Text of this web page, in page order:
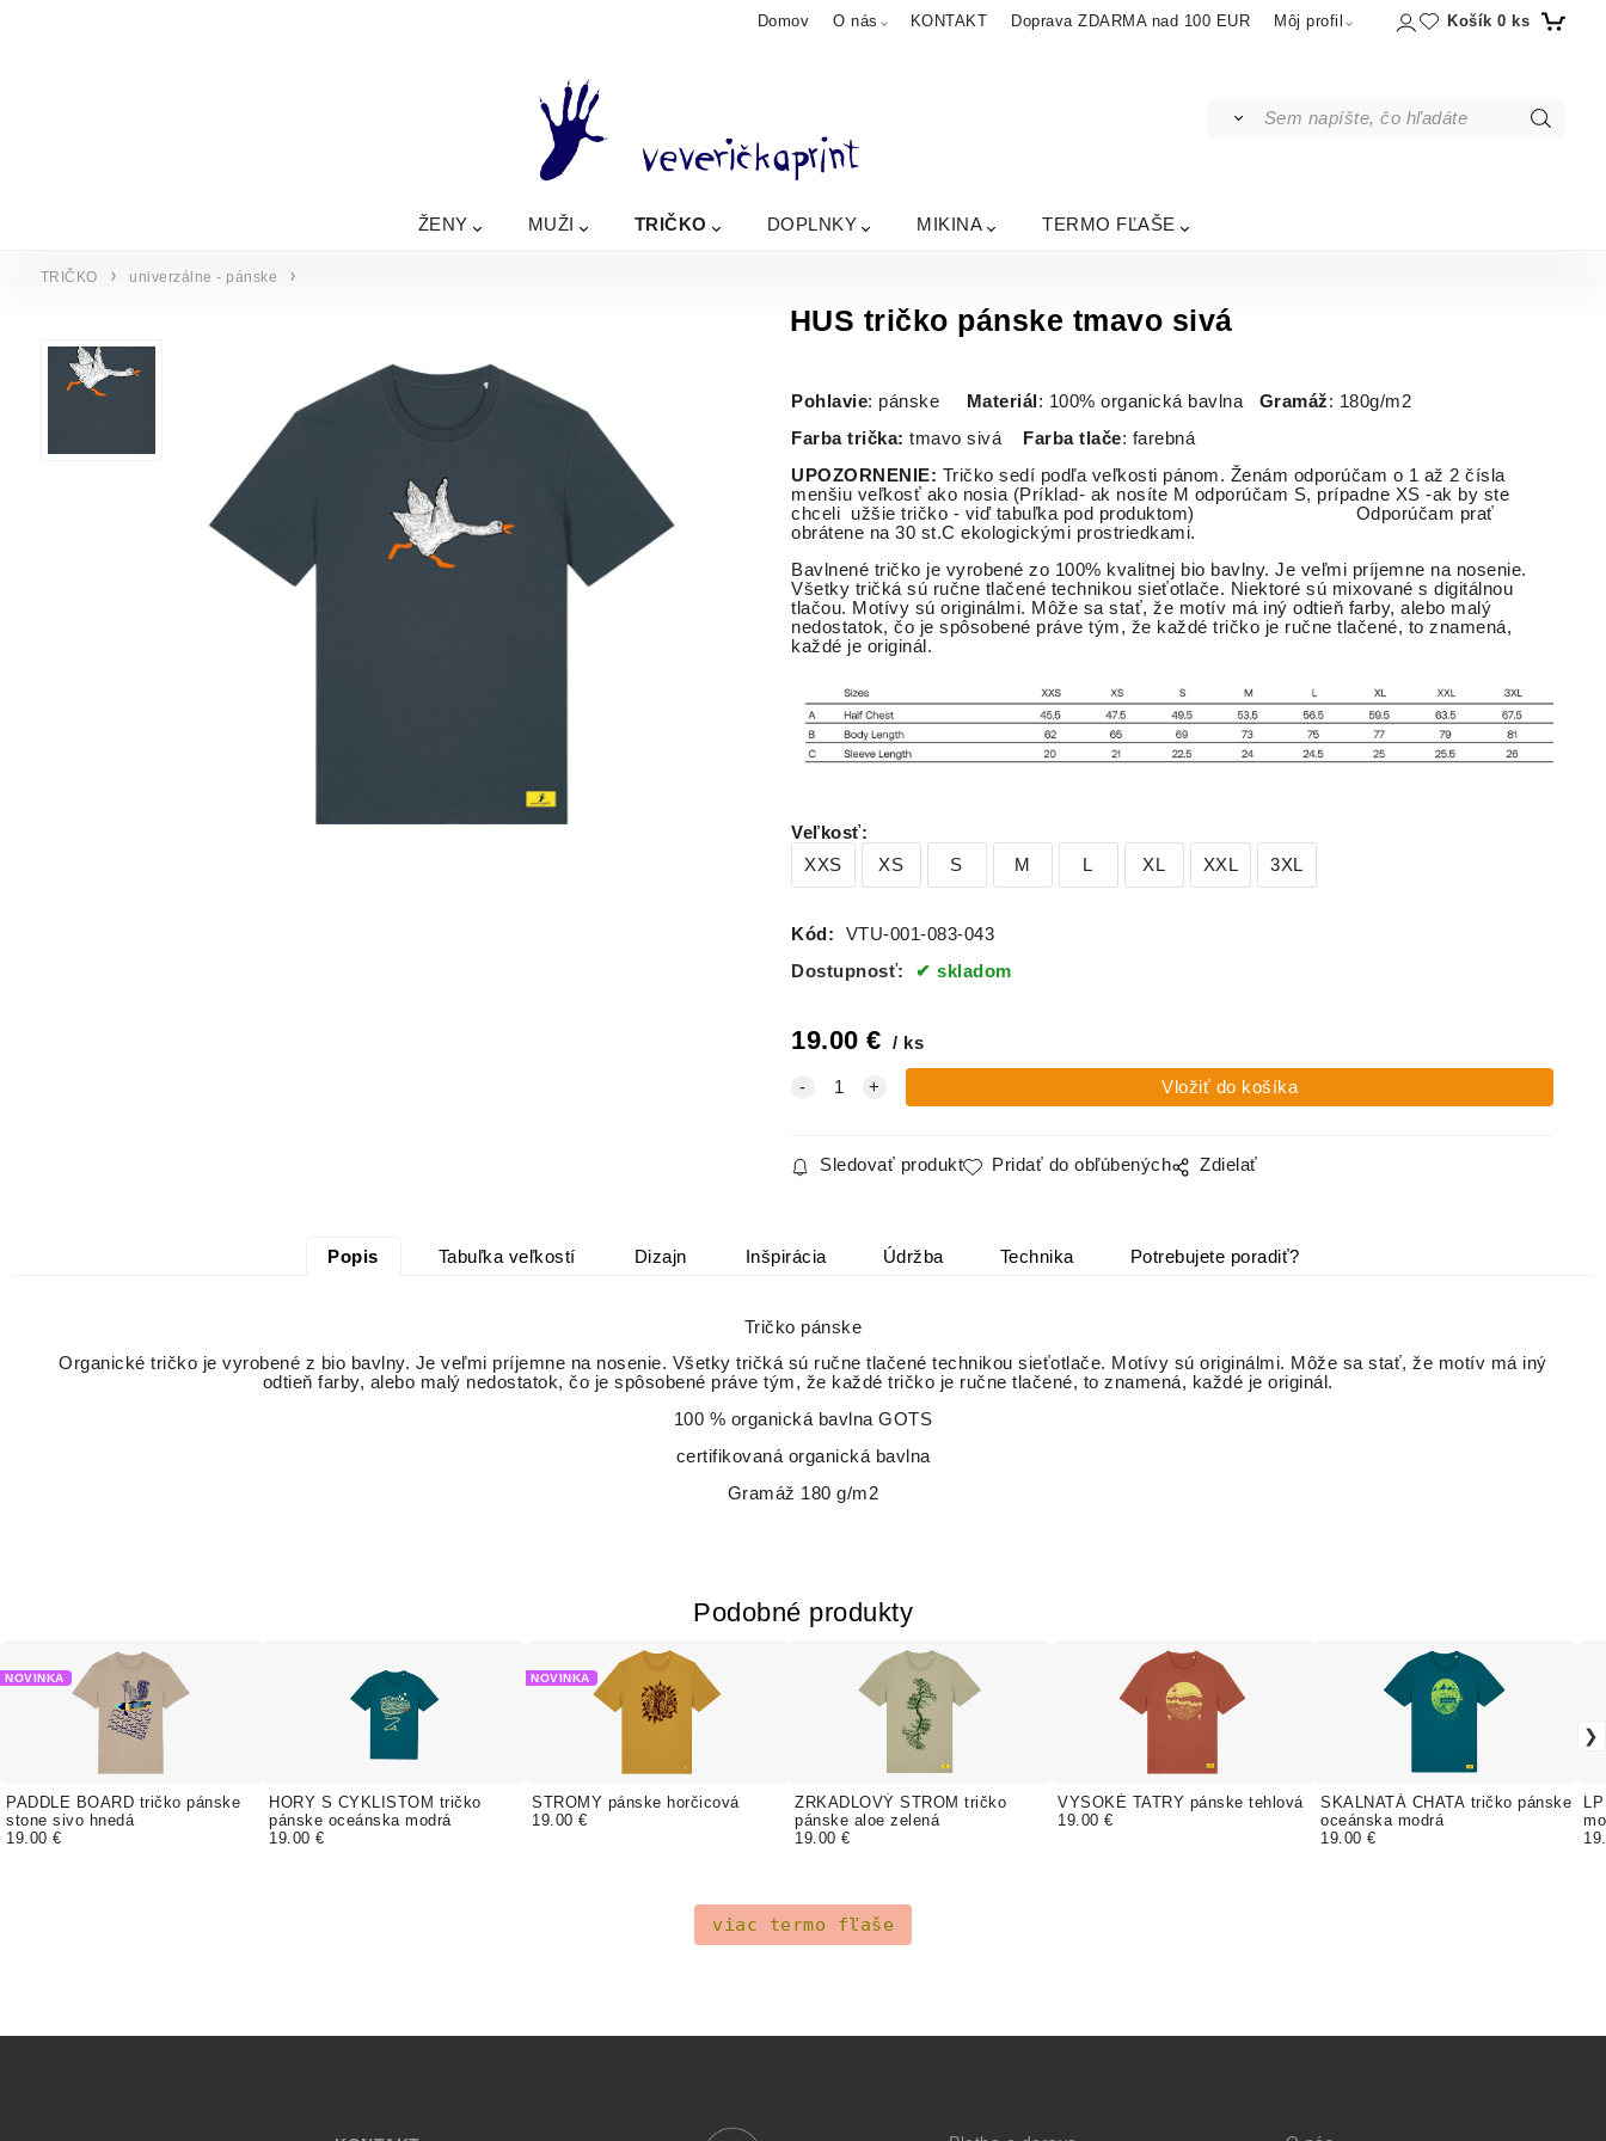
Domov O nás KONTAKT Doprava ZDARMA nad 100 EUR Môj profil Košík 0 ks
ŽENY MUŽI TRIČKO DOPLNKY MIKINA TERMO FĽAŠE
TRIČKO univerzálne - pánske
HUS tričko pánske tmavo sivá
Pohlavie: pánske Materiál : 100% organická bavlna Gramáž: 180g/m2
Farba trička: tmavo sivá Farba tlače: farebná
UPOZORNENIE: Tričko sedí podľa veľkosti pánom. Ženám odporúčam o 1 až 2 čísla
menšiu veľkosť ako nosia (Príklad- ak nosíte M odporúčam S, prípadne XS -ak by ste
chceli užšie tričko - viď tabuľka pod produktom) Odporúčam prať
obrátene na 30 st.C ekologickými prostriedkami.
Bavlnené tričko je vyrobené zo 100% kvalitnej bio bavlny. Je veľmi príjemne na nosenie.
Všetky tričká sú ručne tlačené technikou sieťotlače. Niektoré sú mixované s digitálnou
tlačou. Motívy sú originálmi. Môže sa stať, že motív má iný odtieň farby, alebo malý
nedostatok, čo je spôsobené práve tým, že každé tričko je ručne tlačené, to znamená,
každé je originál.
Veľkosť:
XXS
XS S M L XL XXL 3XL
Kód:
VTU-001-083-043
Dostupnosť:
skladom
19.00 € ks
Sledovať produkt Pridať do obľúbených Zdielať
Popis Tabuľka veľkostí Dizajn Inšpirácia Údržba Technika Potrebujete poradiť?
Tričko pánske
Organické tričko je vyrobené z bio bavlny. Je veľmi príjemne na nosenie. Všetky tričká sú ručne tlačené technikou sieťotlače. Motívy sú originálmi. Môže sa stať, že motív má iný
odtieň farby, alebo malý nedostatok, čo je spôsobené práve tým, že každé tričko je ručne tlačené, to znamená, každé je originál.
100 % organická bavlna GOTS
certifikovaná organická bavlna
Gramáž 180 g/m2
Podobné produkty
PADDLE BOARD tričko pánske
stone sivo hnedá
NOVINKA
19.00 €
HORY S CYKLISTOM tričko
pánske oceánska modrá
19.00 €
STROMY pánske horčicová
NOVINKA
19.00 €
ZRKADLOVÝ STROM tričko
pánske aloe zelená
19.00 €
VYSOKÉ TATRY pánske tehlová
19.00 €
SKALNATÁ CHATA tričko pánske
oceánska modrá
19.00 €
viac termo fľaše